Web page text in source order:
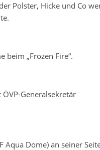
Polster, Hicke und Co
beim „Frozen Fire“.
Generalsekretär
Aqua Dome) an seiner